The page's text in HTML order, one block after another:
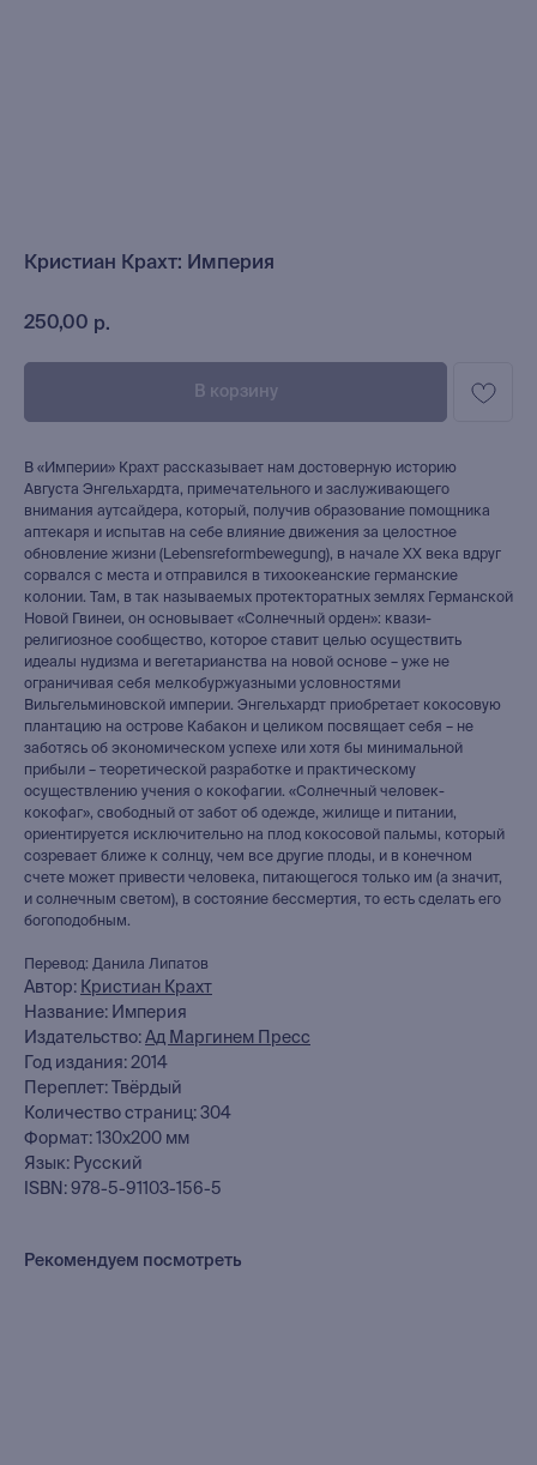
Кристиан Крахт: Империя
250,00 р.
В корзину
В «Империи» Крахт рассказывает нам достоверную историю
Августа Энгельхардта, примечательного и заслуживающего
внимания аутсайдера, который, получив образование помощника
аптекаря и испытав на себе влияние движения за целостное
обновление жизни (Lebensreformbewegung), в начале XX века вдруг
сорвался с места и отправился в тихоокеанские германские
колонии. Там, в так называемых протекторатных землях Германской
Новой Гвинеи, он основывает «Солнечный орден»: квази-
религиозное сообщество, которое ставит целью осуществить
идеалы нудизма и вегетарианства на новой основе – уже не
ограничивая себя мелкобуржуазными условностями
Вильгельминовской империи. Энгельхардт приобретает кокосовую
плантацию на острове Кабакон и целиком посвящает себя – не
заботясь об экономическом успехе или хотя бы минимальной
прибыли – теоретической разработке и практическому
осуществлению учения о кокофагии. «Солнечный человек-
кокофаг», свободный от забот об одежде, жилище и питании,
ориентируется исключительно на плод кокосовой пальмы, который
созревает ближе к солнцу, чем все другие плоды, и в конечном
счете может привести человека, питающегося только им (а значит,
и солнечным светом), в состояние бессмертия, то есть сделать его
богоподобным.
Перевод: Данила Липатов
Автор: Кристиан Крахт
Название: Империя
Издательство: Ад Маргинем Пресс
Год издания: 2014
Переплет: Твёрдый
Количество страниц: 304
Формат: 130х200 мм
Язык: Русский
ISBN: 978-5-91103-156-5
Рекомендуем посмотреть
книжный интернет-магазин
из Петербурга
Каталог
Предзаказ
Редкости
Новинки